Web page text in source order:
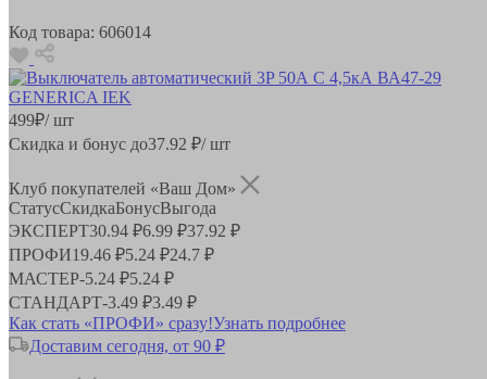
Код товара: 606014
499₽/ шт
Скидка и бонус до37.92 ₽/ шт
Клуб покупателей «Ваш Дом»
СтатусСкидкаБонусВыгода
ЭКСПЕРТ30.94 ₽6.99 ₽37.92 ₽
ПРОФИ19.46 ₽5.24 ₽24.7 ₽
МАСТЕР-5.24 ₽5.24 ₽
СТАНДАРТ-3.49 ₽3.49 ₽
Как стать «ПРОФИ» сразу!Узнать подробнее
Доставим сегодня, от 90 ₽